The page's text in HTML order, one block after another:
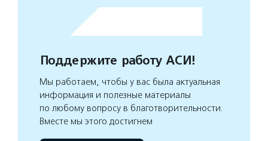
Поддержите работу АСИ!
Мы работаем, чтобы у вас была актуальная
информация и полезные материалы
по любому вопросу в благотворительности.
Вместе мы этого достигнем